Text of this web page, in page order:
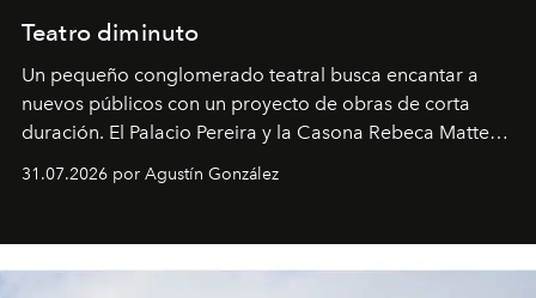
Teatro diminuto
Un pequeño conglomerado teatral busca encantar a
nuevos públicos con un proyecto de obras de corta
duración. El Palacio Pereira y la Casona Rebeca Matte
miniobras. Sus puestas en escena son limpias; ponen el
31.07.2026 por Agustín González